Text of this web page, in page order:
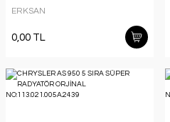
213.021.003A.1250
ERKSAN
0,00 TL